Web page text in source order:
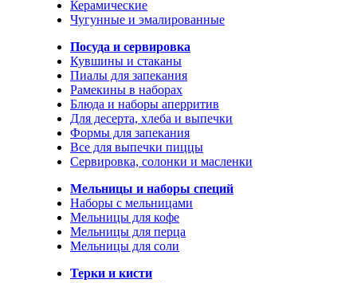
Керамические
Чугунные и эмалированные
Посуда и сервировка
Кувшины и стаканы
Пиалы для запекания
Рамекины в наборах
Блюда и наборы аперритив
Для десерта, хлеба и выпечки
Формы для запекания
Все для выпечки пиццы
Сервировка, солонки и масленки
Мельницы и наборы специй
Наборы с мельницами
Мельницы для кофе
Мельницы для перца
Мельницы для соли
Терки и кисти